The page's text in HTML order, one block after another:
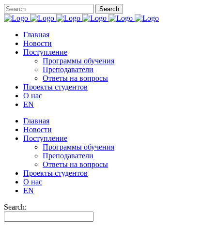
Главная
Новости
Поступление
Программы обучения
Преподаватели
Ответы на вопросы
Проекты студентов
О нас
EN
Главная
Новости
Поступление
Программы обучения
Преподаватели
Ответы на вопросы
Проекты студентов
О нас
EN
Search: